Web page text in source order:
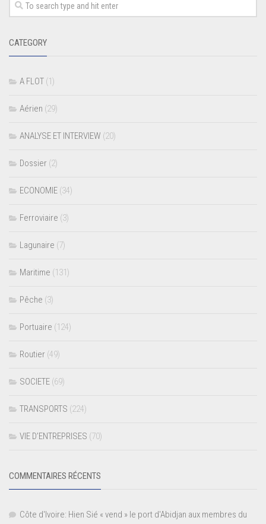
CATEGORY
A FLOT (1)
Aérien (29)
ANALYSE ET INTERVIEW (20)
Dossier (2)
ECONOMIE (34)
Ferroviaire (3)
Lagunaire (7)
Maritime (131)
Pêche (3)
Portuaire (124)
Routier (49)
SOCIETE (69)
TRANSPORTS (224)
VIE D’ENTREPRISES (70)
COMMENTAIRES RÉCENTS
Côte d'Ivoire: Hien Sié « vend » le port d'Abidjan aux membres du